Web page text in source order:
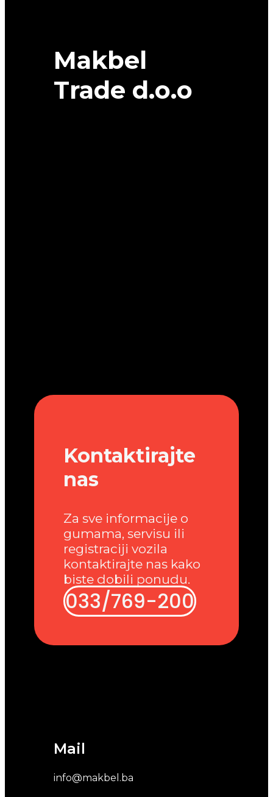
Makbel
Trade d.o.o
Mail
info@makbel.ba
Kontaktirajte
nas
Za sve informacije o
gumama, servisu ili
registraciji vozila
kontaktirajte nas kako
biste dobili ponudu.
033/769-200